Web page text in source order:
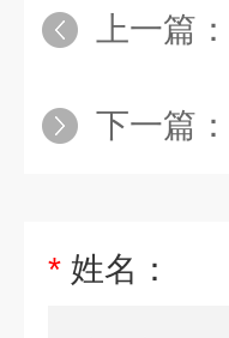
上一篇：
下一篇：
* 姓名：